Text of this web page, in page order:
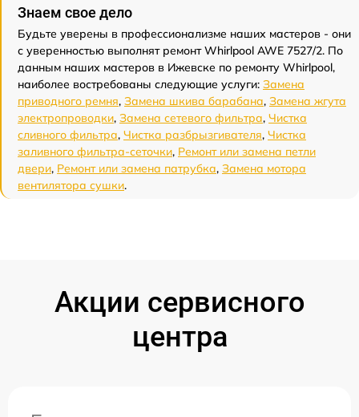
Знаем свое дело
Будьте уверены в профессионализме наших мастеров - они
с уверенностью выполнят ремонт Whirlpool AWE 7527/2. По
данным наших мастеров в Ижевске по ремонту Whirlpool,
наиболее востребованы следующие услуги: Замена
приводного ремня, Замена шкива барабана, Замена жгута
электропроводки, Замена сетевого фильтра, Чистка
сливного фильтра, Чистка разбрызгивателя, Чистка
заливного фильтра-сеточки, Ремонт или замена петли
двери, Ремонт или замена патрубка, Замена мотора
вентилятора сушки.
Акции сервисного
центра